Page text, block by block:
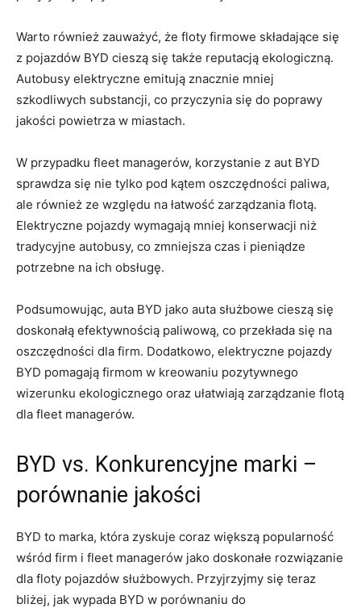
Warto ⁢również ‍zauważyć, że floty firmowe składające się
z pojazdów BYD⁢ cieszą ⁣się także reputacją ekologiczną.
Autobusy elektryczne emitują znacznie mniej
szkodliwych substancji, co przyczynia się ⁢do poprawy
jakości powietrza w miastach.
W przypadku fleet managerów, korzystanie ⁣z aut BYD
⁢sprawdza się nie tylko pod kątem oszczędności paliwa,
ale ⁣również ze względu na łatwość zarządzania⁣ flotą.
Elektryczne pojazdy wymagają mniej konserwacji niż
tradycyjne autobusy, co⁤ zmniejsza czas i‌ pieniądze
‍potrzebne na ⁣ich obsługę.
Podsumowując, auta BYD jako auta służbowe cieszą się
doskonałą efektywnością paliwową,‌ co przekłada się ‌na
oszczędności ​dla firm. Dodatkowo, elektryczne⁤ pojazdy
BYD pomagają firmom w kreowaniu pozytywnego
wizerunku ekologicznego‍ oraz ułatwiają ‍zarządzanie ​flotą
‌dla fleet ‌managerów.
BYD vs. Konkurencyjne ‌marki –
porównanie jakości
BYD to marka, która zyskuje coraz większą popularność​
wśród firm i fleet managerów‌ jako doskonałe rozwiązanie
dla​ floty‍ pojazdów ‍służbowych. Przyjrzyjmy się teraz
bliżej, ‍jak wypada BYD w ​porównaniu do